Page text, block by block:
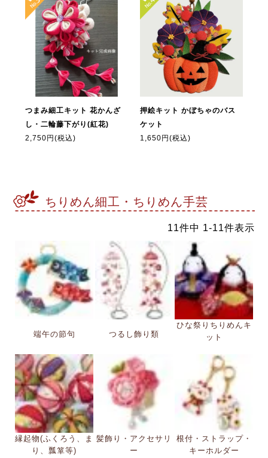
つまみ細工キット 花かんざ
し・二輪藤下がり(紅花)
2,750円(税込)
押絵キット かぼちゃのバス
ケット
1,650円(税込)
ちりめん細工・ちりめん手芸
11件中 1-11件表示
端午の節句 つるし飾り類
ひな祭りちりめんキ
ット
縁起物(ふくろう、ま
り、瓢箪等)
髪飾り・アクセサリ
ー
根付・ストラップ・
キーホルダー